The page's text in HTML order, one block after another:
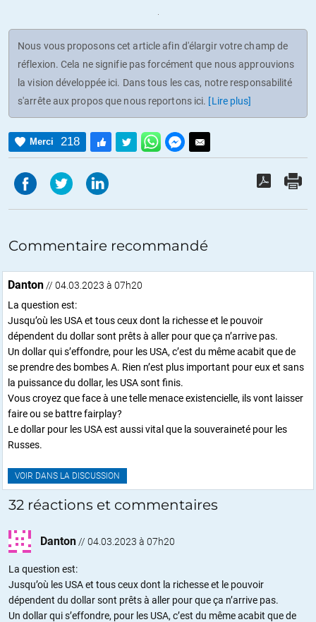
Nous vous proposons cet article afin d'élargir votre champ de
réflexion. Cela ne signifie pas forcément que nous approuvions
la vision développée ici. Dans tous les cas, notre responsabilité
s'arrête aux propos que nous reportons ici. [Lire plus]
Merci 218
Commentaire recommandé
Danton // 04.03.2023 à 07h20
La question est:
Jusqu’où les USA et tous ceux dont la richesse et le pouvoir
dépendent du dollar sont prêts à aller pour que ça n’arrive pas.
Un dollar qui s’effondre, pour les USA, c’est du même acabit que de
se prendre des bombes A. Rien n’est plus important pour eux et sans
la puissance du dollar, les USA sont finis.
Vous croyez que face à une telle menace existencielle, ils vont laisser
faire ou se battre fairplay?
Le dollar pour les USA est aussi vital que la souveraineté pour les
Russes.
VOIR DANS LA DISCUSSION
32 réactions et commentaires
Danton // 04.03.2023 à 07h20
La question est:
Jusqu’où les USA et tous ceux dont la richesse et le pouvoir
dépendent du dollar sont prêts à aller pour que ça n’arrive pas.
Un dollar qui s’effondre, pour les USA, c’est du même acabit que de